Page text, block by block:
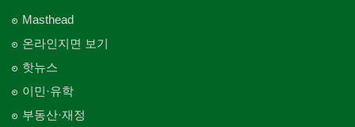
Masthead
온라인지면 보기
핫뉴스
이민·유학
부동산·재정